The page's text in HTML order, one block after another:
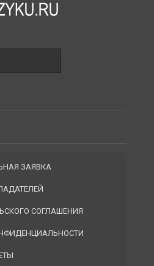
ЗАЯВКА
СОГЛАШЕНИЯ